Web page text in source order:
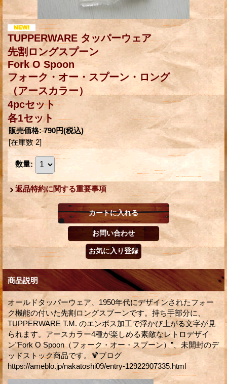
TUPPERWARE タッパーウェア
先割ロングスプーン
Fork O Spoon
フォーク・オー・スプーン・ロング
（アースカラー）
4pcセット
各1セット
販売価格: 790円(税込)
[在庫数 2]
数量:
返品特約に関する重要事項
商品説明
オールドタッパーウェア、1950年代にデザインされたフォー
ク機能の付いた先割ロングスプーンです。持ち手部分に、
TUPPERWARE T.M. のエンボス加工で浮かび上がる文字が見
られます。アースカラー4種が楽しめる素敵なレトロデザイ
ン”Fork O Spoon（フォーク・オー・スプーン）”、未開封のデ
ッドストック商品です。🍹ブログ
https://ameblo.jp/nakatoshi09/entry-12922907335.html